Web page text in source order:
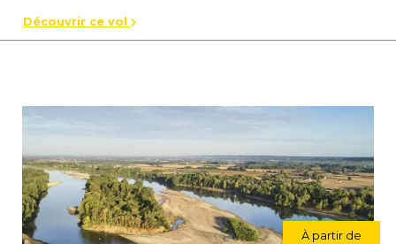
Découvrir ce vol
À partir de